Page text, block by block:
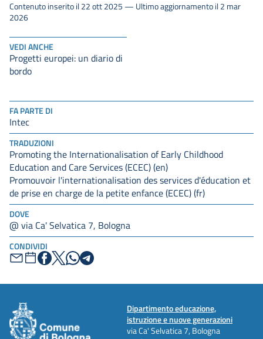
FA PARTE DI
Intec
TRADUZIONI
Promoting the Internationalisation of Early Childhood
Education and Care Services (ECEC) (en)
Promouvoir l'internationalisation des services d'éducation et
de prise en charge de la petite enfance (ECEC) (fr)
DOVE
@ via Ca' Selvatica 7, Bologna
CONDIVIDI
VEDI ANCHE
Progetti europei: un diario di
bordo
Contenuto inserito il 22 ott 2025 — Ultimo aggiornamento il 2 mar
2026
Dipartimento educazione,
istruzione e nuove generazioni
via Ca' Selvatica 7, Bologna